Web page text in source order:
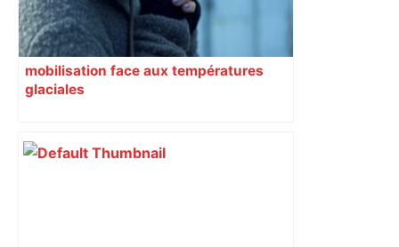
mobilisation face aux températures
glaciales